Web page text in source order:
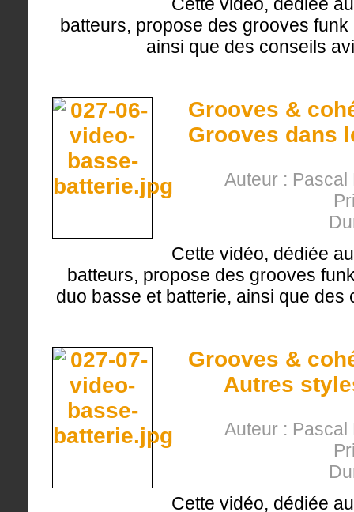
batteurs, propose des grooves
ainsi que des conseils
Grooves &
Grooves dans
Auteur :
Cette vidéo, dédiée
batteurs, propose des grooves
duo basse et batterie, ainsi que
Grooves &
Autres
Auteur :
Cette vidéo, dédiée